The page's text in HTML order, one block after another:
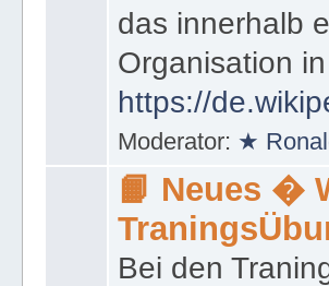
das innerhalb
Organisation
https://
Moderator: ★
📙 Neues �
Bei den